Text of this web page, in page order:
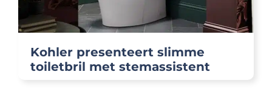
Kohler presenteert slimme
toiletbril met stemassistent